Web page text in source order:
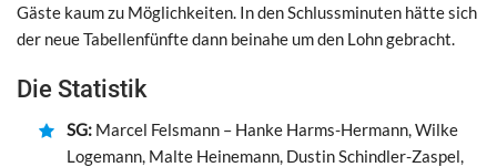
Gäste kaum zu Möglichkeiten. In den Schlussminuten hätte sich
der neue Tabellenfünfte dann beinahe um den Lohn gebracht.
Die Statistik
SG: Marcel Felsmann – Hanke Harms-Hermann, Wilke
Logemann, Malte Heinemann, Dustin Schindler-Zaspel,